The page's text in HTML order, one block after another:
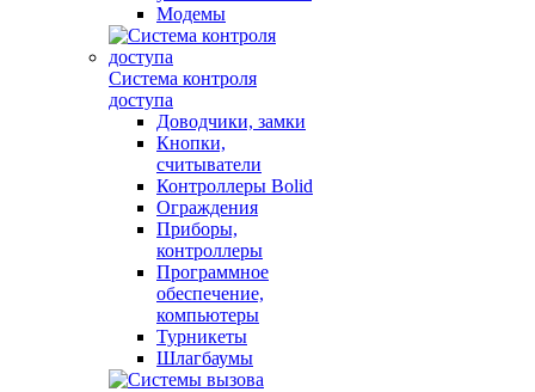
Модемы
Система контроля
доступа
Доводчики, замки
Кнопки,
считыватели
Контроллеры Bolid
Ограждения
Приборы,
контроллеры
Программное
обеспечение,
компьютеры
Турникеты
Шлагбаумы